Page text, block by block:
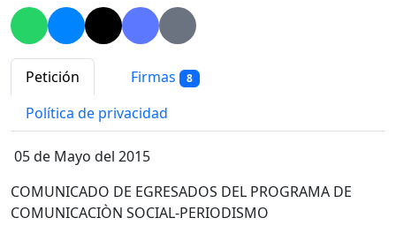
Petición Firmas 8
Política de privacidad
05 de Mayo del 2015
COMUNICADO DE EGRESADOS DEL PROGRAMA DE
COMUNICACIÒN SOCIAL-PERIODISMO